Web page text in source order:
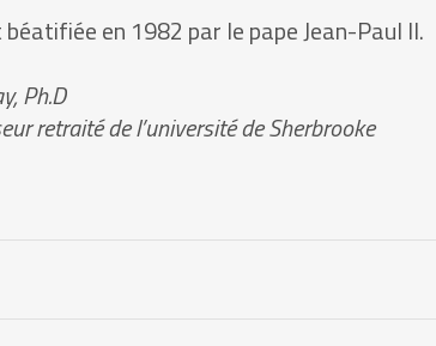
en 1982 par le pape Jean-Paul II.
Ph.D
retraité de l’université de Sherbrooke